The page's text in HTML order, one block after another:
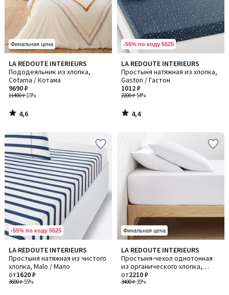
Финальная цена
LA REDOUTE INTERIEURS
Пододеяльник из хлопка,
Cotama / Котама
11400 ₽-15%
9690 ₽
4,6
/ 5
4,6
/
-55% по коду 5525
LA REDOUTE INTERIEURS
Простыня натяжная из хлопка,
Gaston / Гастон
2200 ₽-54%
1012 ₽
4,4
/ 5
4,4
/
-55% по коду 5525
LA REDOUTE INTERIEURS
Простыня натяжная из чистого
хлопка, Malo / Мало
3600 ₽-55%
от1620 ₽
4,2
/ 5
Количество
цветов:
2
Финальная цена
LA REDOUTE INTERIEURS
Простыня-чехол однотонная
из органического хлопка,
бортик 30 см, Scenario /
Сценарио
3400 ₽-35%
от2210 ₽
4,2
/ 5
Количество
цветов:
8